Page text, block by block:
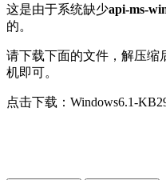
这是由于系统缺少api-ms-
的。
请下载下面的文件，解压缩
机即可。
点击下载：Windows6.1-